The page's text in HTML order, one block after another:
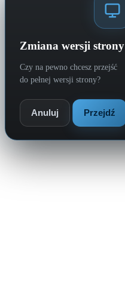
Zmiana wersji strony
Czy na pewno chcesz przejść
do pełnej wersji strony?
Anuluj Przejdź